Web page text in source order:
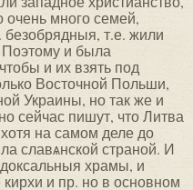
очень много семей,
т.е. жили
Поэтому и была
и их взять под
Восточной Польши,
Украины, но так же и
сейчас пишут, что Литва
на самом деле до
славѧнской страной. И
храмы, и
кирхи и пр. но в основном